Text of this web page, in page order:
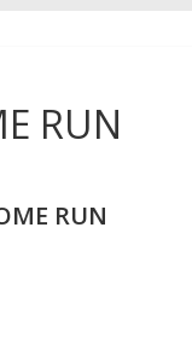
RUN
RUN